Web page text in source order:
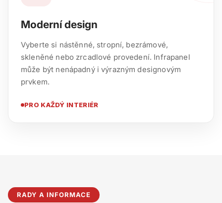
Moderní design
Vyberte si nástěnné, stropní, bezrámové,
skleněné nebo zrcadlové provedení. Infrapanel
může být nenápadný i výrazným designovým
prvkem.
PRO KAŽDÝ INTERIÉR
RADY A INFORMACE